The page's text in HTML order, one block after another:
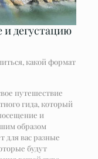
и дегустацию
какой формат
путешествие
гида, который
и
образом
для вас разные
будут